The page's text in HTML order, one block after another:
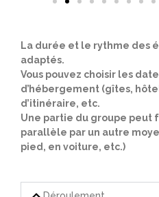
La durée et le rythme des
adaptés.
Vous pouvez choisir les
d’hébergement (gîtes,
d’itinéraire, etc.
Une partie du groupe peut
parallèle par un autre
pied, en voiture, etc.)